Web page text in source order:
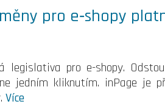
pro e‑shopy
legislativa pro e-shopy.
jedním kliknutím. inPage je
Více